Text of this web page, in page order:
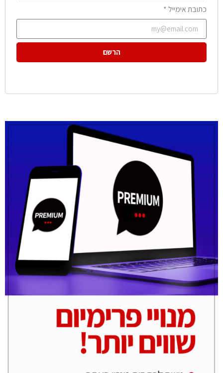
כתובת אימייל *
הרשם